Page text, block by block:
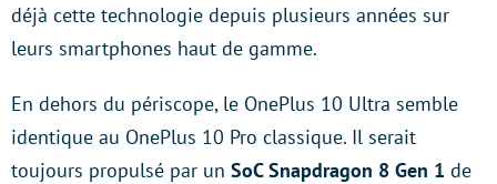
déjà cette technologie depuis plusieurs années sur
leurs smartphones haut de gamme.
En dehors du périscope, le OnePlus 10 Ultra semble
identique au OnePlus 10 Pro classique. Il serait
toujours propulsé par un SoC Snapdragon 8 Gen 1 de